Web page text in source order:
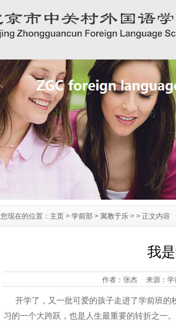
您现在的位置： 主页 > 学前部 > 寓教于乐 > > 正文内容
我
作者：张杰 来源：学
开学了，又一批可爱的孩子走进了学前班的
习的一个大跨跃，也是人生最重要的转折之一